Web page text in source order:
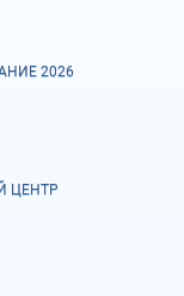
2026
ЦЕНТР